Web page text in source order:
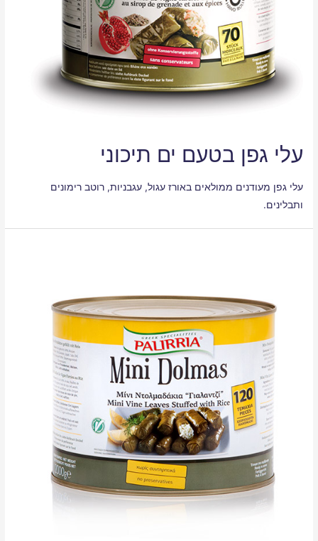
עלי גפן בטעם ים תיכוני
עלי גפן מעודנים ממולאים באורז עגול, עגבניות, רוטב רימונים
ותבלינים.